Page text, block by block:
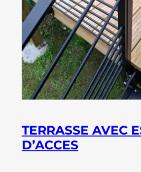
TERRASSE AVEC
D’ACCES